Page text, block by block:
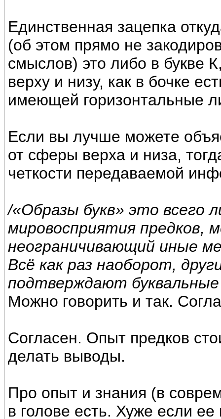
Единственная зацепка
(об этом прямо не
смыслов) это либо в букве
верху и низу, как в бочке
имеющей горизонтальные
Если вы лучше можете
от сферы верха и низа,
четкости передаваемой
/«Образы букв» это всего
мировосприятия предков,
неограничивающий иные
Всё как раз наоборот,
подтверждают буквальные
Можно говорить и так.
Согласен. Опыт предков
делать выводы.
Про опыт и знания (в
в голове есть. Хуже если ее